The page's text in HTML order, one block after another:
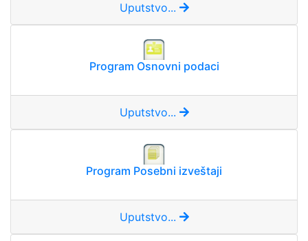
Uputstvo...
Program Osnovni podaci
Uputstvo...
Program Posebni izveštaji
Uputstvo...